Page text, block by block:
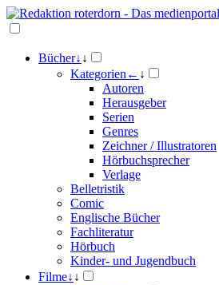
Bücher↓ ↓
Kategorien ← ↓
Autoren
Herausgeber
Serien
Genres
Zeichner / Illustratoren
Hörbuchsprecher
Verlage
Belletristik
Comic
Englische Bücher
Fachliteratur
Hörbuch
Kinder- und Jugendbuch
Filme↓ ↓